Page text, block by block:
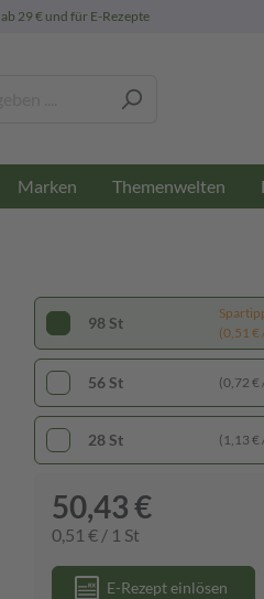
ab 29 € und für E-Rezepte
Marken Themenwelten
98 St
(0,51 €
56 St (0,72 €
28 St (1,13 €
50,43 €
0,51 € / 1 St
E-Rezept einlösen